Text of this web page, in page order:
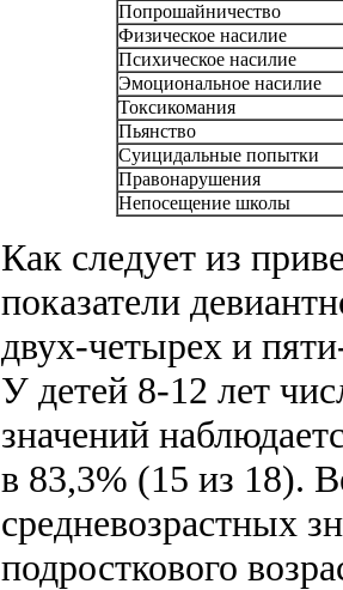
Попрошайничество
Физическое насилие
Психическое насилие
Эмоциональное насилие
Токсикомания
Пьянство
Суицидальные попытки
Правонарушения
Непосещение школы
Как следует из
показатели
двух-четырех и
У детей 8-12 лет
значений
в 83,3% (15 из 18).
средневозрастных
подросткового